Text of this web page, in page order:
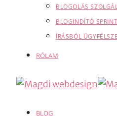
BLOGOLÁS
BLOGINDÍTÓ
ÍRÁSBÓL
RÓLAM
BLOG